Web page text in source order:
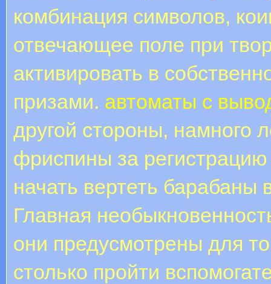
комбинация символов,
отвечающее поле при
активировать в
призами. автоматы с
другой стороны, намного
фриспины за
начать вертеть барабаны
Главная
они предусмотрены для
столько пройти